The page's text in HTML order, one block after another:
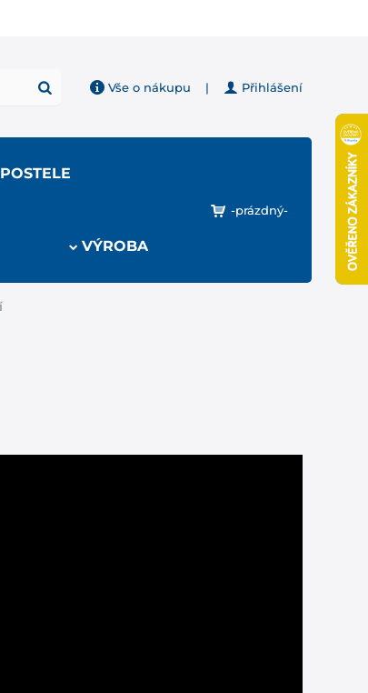
Vše o nákupu | Přihlášení
POSTELE
VÝROBA
-prázdný-